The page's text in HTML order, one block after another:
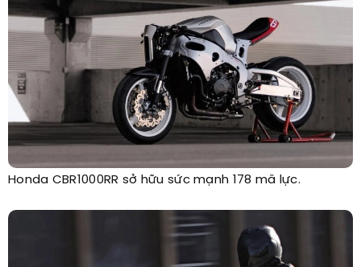
Honda CBR1000RR sở hữu sức mạnh 178 mã lực.